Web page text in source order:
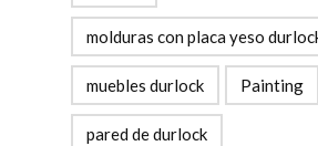
molduras con placa yeso
muebles durlock Painting
pared de durlock